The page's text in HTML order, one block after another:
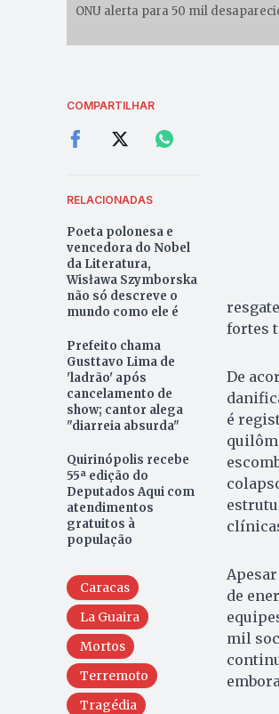
ONU alerta para 50 mil
COMPARTILHAR
RELACIONADAS
Poeta polonesa e
vencedora do Nobel
da Literatura,
Wisława Szymborska
não só descreve o
mundo como ele é
Prefeito chama
Gusttavo Lima de
'ladrão' após
cancelamento de
show; cantor alega
"diarreia absurda"
Quirinópolis recebe
55ª edição do
Deputados Aqui com
atendimentos
gratuitos à
população
Caracas
La Guaira
Mortos
Terremoto
Tragédia
fortes
De
é
de
mil